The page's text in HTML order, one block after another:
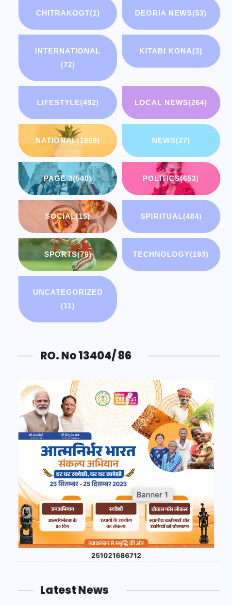
CHITRAKOOT(1) DEORIA NEWS(53)
INTERNATIONAL
(72)
KITABI KONA(3)
LIFESTYLE(492) LOCAL NEWS(264)
NATIONAL(1959) NEWS(27)
PAGE 3(540) POLITICS(653)
SOCIAL(15) SPIRITUAL(484)
SPORTS(79) TECHNOLOGY(193)
UNCATEGORIZED
(11)
RO. No 13404/ 86
Latest News